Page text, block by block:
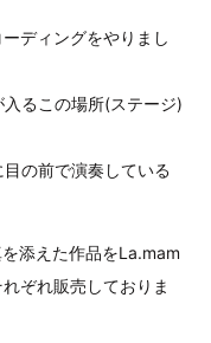
ディングをやりまし
るこの場所(ステージ)
の前で演奏している
添えた作品をLa.mam
ぞれ販売しておりま